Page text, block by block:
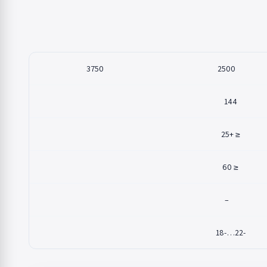
2500
3750
144
≤ +25
≤ 60
–
-22…-18